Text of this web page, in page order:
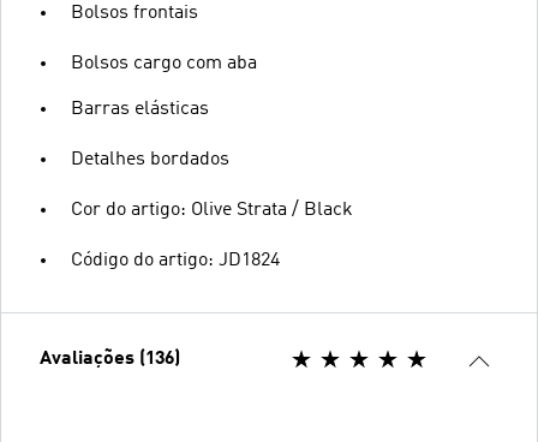
Bolsos frontais
Bolsos cargo com aba
Barras elásticas
Detalhes bordados
Cor do artigo: Olive Strata / Black
Código do artigo: JD1824
Avaliações (136)